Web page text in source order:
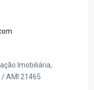
Imobiliária,
/ AMI 21465